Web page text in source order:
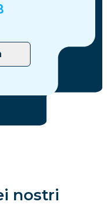
nostri